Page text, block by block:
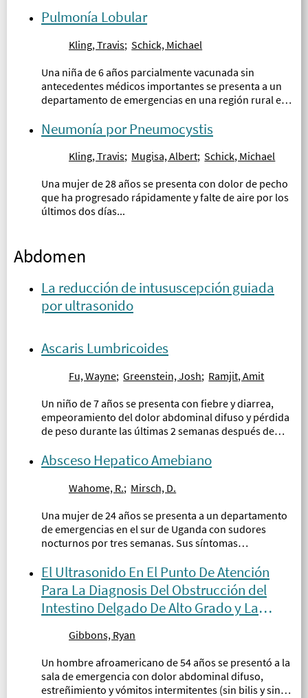
Pulmonía Lobular
Kling, Travis; Schick, Michael
Una niña de 6 años parcialmente vacunada sin
antecedentes médicos importantes se presenta a un
departamento de emergencias en una región rural en
Neumonía por Pneumocystis
Kling, Travis; Mugisa, Albert; Schick, Michael
Una mujer de 28 años se presenta con dolor de pecho
que ha progresado rápidamente y falte de aire por los
últimos dos días...
Abdomen
La reducción de intususcepción guiada
por ultrasonido
Ascaris Lumbricoides
Fu, Wayne; Greenstein, Josh; Ramjit, Amit
Un niño de 7 años se presenta con fiebre y diarrea,
empeoramiento del dolor abdominal difuso y pérdida
de peso durante las últimas 2 semanas después de
Absceso Hepatico Amebiano
Wahome, R.; Mirsch, D.
Una mujer de 24 años se presenta a un departamento
de emergencias en el sur de Uganda con sudores
nocturnos por tres semanas. Sus síntomas
localizado al cuadrante superior derecho...
El Ultrasonido En El Punto De Atención
Para La Diagnosis Del Obstrucción del
Intestino Delgado De Alto Grado y La
Gibbons, Ryan
Un hombre afroamericano de 54 años se presentó a la
sala de emergencia con dolor abdominal difuso,
estreñimiento y vómitos intermitentes (sin bilis y sin